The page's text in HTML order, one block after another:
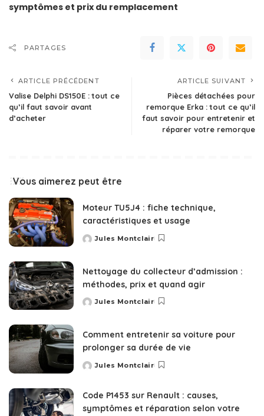
symptômes et prix du remplacement
PARTAGES
ARTICLE PRÉCÉDENT
Valise Delphi DS150E : tout ce
qu’il faut savoir avant
d’acheter
ARTICLE SUIVANT
Pièces détachées pour
remorque Erka : tout ce qu’il
faut savoir pour entretenir et
réparer votre remorque
Vous aimerez peut être
Moteur TU5J4 : fiche technique,
caractéristiques et usage
Posted
Jules Montclair
Nettoyage du collecteur d’admission :
méthodes, prix et quand agir
Posted
Jules Montclair
Comment entretenir sa voiture pour
prolonger sa durée de vie
Posted
Jules Montclair
Code P1453 sur Renault : causes,
symptômes et réparation selon votre